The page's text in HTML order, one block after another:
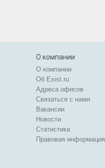
О компании
О компании
Об Exist.ru
Адреса офисов
Связаться с нами
Вакансии
Новости
Статистика
Правовая информация